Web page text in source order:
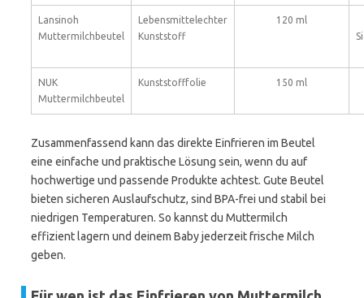
Lansinoh
Muttermilchbeutel
Lebensmittelechter
Kunststoff
120 ml
NUK
Muttermilchbeutel
Kunststofffolie 150 ml
Zusammenfassend kann das direkte Einfrieren im Beutel
eine einfache und praktische Lösung sein, wenn du auf
hochwertige und passende Produkte achtest. Gute Beutel
bieten sicheren Auslaufschutz, sind BPA-frei und stabil bei
niedrigen Temperaturen. So kannst du Muttermilch
effizient lagern und deinem Baby jederzeit frische Milch
geben.